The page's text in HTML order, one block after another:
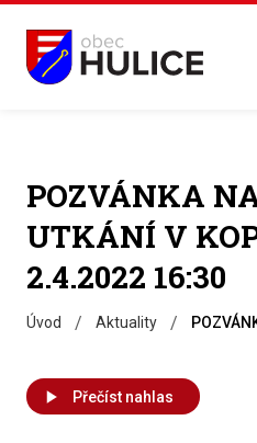
POZVÁNKA
UTKÁNÍ V
2.4.2022 16:30
Úvod / Aktuality /
Přečíst nahlas